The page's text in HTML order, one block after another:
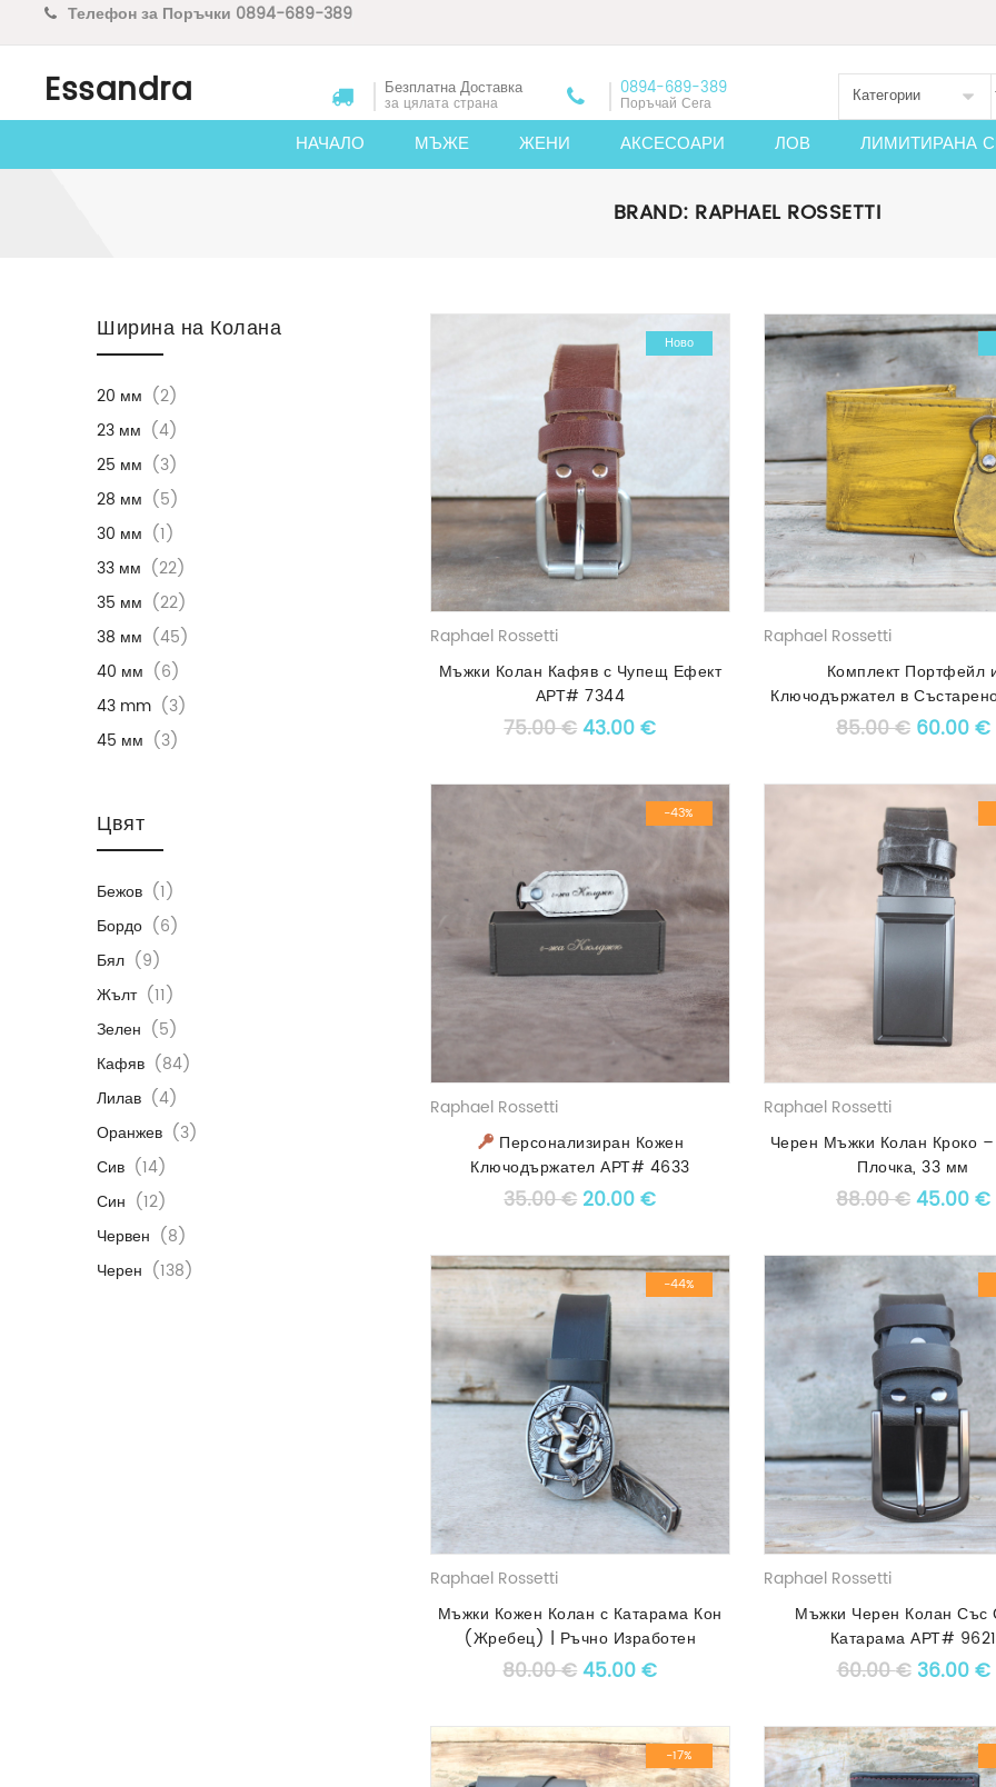
Телефон за Поръчки 0894-689-389
Essandra Безплатна Доставка
за цялата страна
0894-689-389
Поръчай Сега Категории
НАЧАЛО МЪЖЕ ЖЕНИ АКСЕСОАРИ ЛОВ ЛИМИТИРАНА
BRAND: RAPHAEL ROSSETTI
Skip to content
-43%
Ново
Raphael Rossetti
Мъжки Колан Кафяв с Чупещ Ефект
АРТ# 7344
75.00€Original price was: 75.00 €.
43.00€Текущата цена е: 43.00 €.
Raphael Rossetti
Комплект Портфейл
Ключодържател в
85.00€ 60.00€
-43%
Raphael Rossetti
Персонализиран Кожен
Ключодържател АРТ# 4633
35.00€ Original price was: 35.00 €.
20.00€Текущата цена е: 20.00 €.
Raphael Rossetti
Черен Мъжки Колан Кроко
Плочка, 33 мм
88.00€Original
45.00€
-44%
Raphael Rossetti
Мъжки Кожен Колан с Катарама Кон
(Жребец) | Ръчно Изработен
80.00€Original price was: 80.00 €.
45.00€Текущата цена е: 45.00 €.
Raphael Rossetti
Мъжки Черен Колан Със
Катарама АРТ# 9621
60.00€ 36.00€
-17%
Ширина на Колана
20 мм (2)
23 мм (4)
25 мм (3)
28 мм (5)
30 мм (1)
33 мм (22)
35 мм (22)
38 мм (45)
40 мм (6)
43 mm (3)
45 мм (3)
Цвят
Бежов (1)
Бордо (6)
Бял (9)
Жълт (11)
Зелен (5)
Кафяв (84)
Лилав (4)
Оранжев (3)
Сив (14)
Син (12)
Червен (8)
Черен (138)